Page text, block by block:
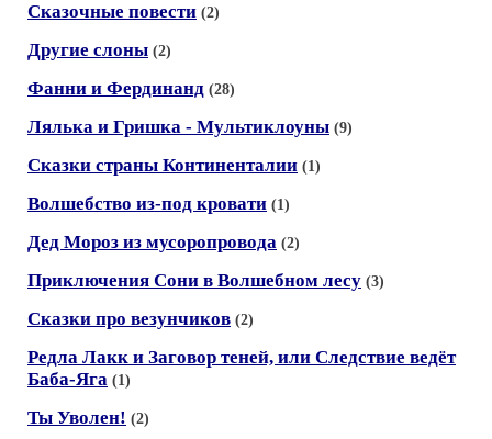
Сказочные повести (2)
Другие слоны (2)
Фанни и Фердинанд (28)
Лялька и Гришка - Мультиклоуны (9)
Сказки страны Континенталии (1)
Волшебство из-под кровати (1)
Дед Мороз из мусоропровода (2)
Приключения Сони в Волшебном лесу (3)
Сказки про везунчиков (2)
Редла Лакк и Заговор теней, или Следствие ведёт
Баба-Яга (1)
Ты Уволен! (2)